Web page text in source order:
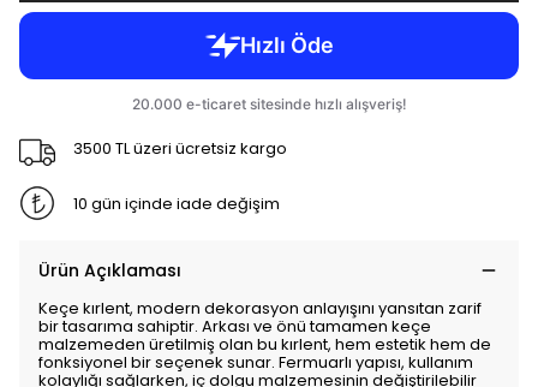
3500 TL üzeri ücretsiz kargo
10 gün içinde iade değişim
Ürün Açıklaması
Keçe kırlent, modern dekorasyon anlayışını yansıtan zarif
bir tasarıma sahiptir. Arkası ve önü tamamen keçe
malzemeden üretilmiş olan bu kırlent, hem estetik hem de
fonksiyonel bir seçenek sunar. Fermuarlı yapısı, kullanım
kolaylığı sağlarken, iç dolgu malzemesinin değiştirilebilir